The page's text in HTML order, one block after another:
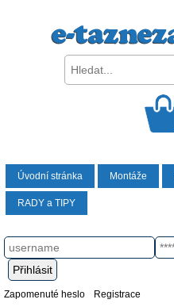
Úvodní stránka Montáže
RADY a TIPY
Zapomenuté heslo Registrace